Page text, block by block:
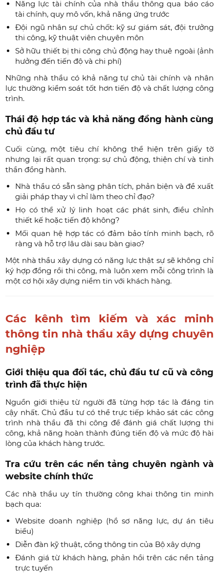
Năng lực tài chính của nhà thầu thông qua báo cáo
tài chính, quy mô vốn, khả năng ứng trước
Đội ngũ nhân sự chủ chốt: kỹ sư giám sát, đội trưởng
thi công, kỹ thuật viên chuyên môn
Sở hữu thiết bị thi công chủ động hay thuê ngoài (ảnh
hưởng đến tiến độ và chi phí)
Những nhà thầu có khả năng tự chủ tài chính và nhân
lực thường kiểm soát tốt hơn tiến độ và chất lượng công
trình.
Thái độ hợp tác và khả năng đồng hành cùng
chủ đầu tư
Cuối cùng, một tiêu chí không thể hiện trên giấy tờ
nhưng lại rất quan trọng: sự chủ động, thiện chí và tinh
thần đồng hành.
Nhà thầu có sẵn sàng phân tích, phản biện và đề xuất
giải pháp thay vì chỉ làm theo chỉ đạo?
Họ có thể xử lý linh hoạt các phát sinh, điều chỉnh
thiết kế hoặc tiến độ không?
Mối quan hệ hợp tác có đảm bảo tính minh bạch, rõ
ràng và hỗ trợ lâu dài sau bàn giao?
Một nhà thầu xây dựng có năng lực thật sự sẽ không chỉ
ký hợp đồng rồi thi công, mà luôn xem mỗi công trình là
một cơ hội xây dựng niềm tin với khách hàng.
Các kênh tìm kiếm và xác minh
thông tin nhà thầu xây dựng chuyên
nghiệp
Giới thiệu qua đối tác, chủ đầu tư cũ và công
trình đã thực hiện
Nguồn giới thiệu từ người đã từng hợp tác là đáng tin
cậy nhất. Chủ đầu tư có thể trực tiếp khảo sát các công
trình nhà thầu đã thi công để đánh giá chất lượng thi
công, khả năng hoàn thành đúng tiến độ và mức độ hài
lòng của khách hàng trước.
Tra cứu trên các nền tảng chuyên ngành và
website chính thức
Các nhà thầu uy tín thường công khai thông tin minh
bạch qua:
Website doanh nghiệp (hồ sơ năng lực, dự án tiêu
biểu)
Diễn đàn kỹ thuật, cổng thông tin của Bộ xây dựng
Đánh giá từ khách hàng, phản hồi trên các nền tảng
trực tuyến